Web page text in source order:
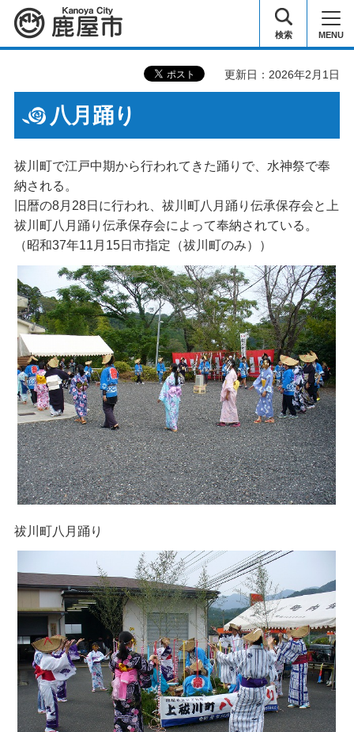
鹿屋市 検索 MENU
更新日：2026年2月1日
八月踊り
祓川町で江戸中期から行われてきた踊りで、水神祭で奉
納される。
旧暦の8月28日に行われ、祓川町八月踊り伝承保存会と上
祓川町八月踊り伝承保存会によって奉納されている。
（昭和37年11月15日市指定（祓川町のみ））
祓川町八月踊り